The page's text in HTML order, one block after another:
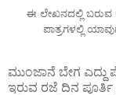
ಈ ಲೇಖನದಲ್ಲಿ ಬರುವ
ಪಾತ್ರಗಳಲ್ಲಿ
ಮುಂಜಾನೆ ಬೇಗ ಎದ್ದು
ಇರುವ ರಜೆ ದಿನ ಪೂರ್ತಿ